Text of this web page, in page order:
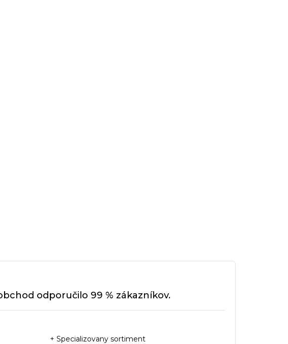
odporučilo 99 % zákazníkov.
+ Specializovany sortiment